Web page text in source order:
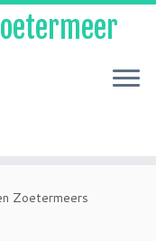
Zoetermeers